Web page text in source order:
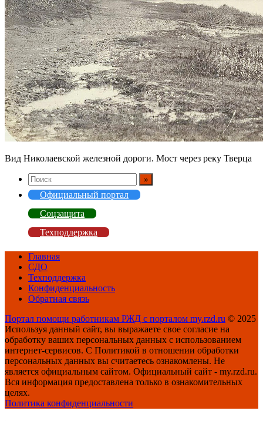
Вид Николаевской железной дороги. Мост через реку Тверца
Официальный портал
Соцзащита
Техподдержка
Главная
СДО
Техподдержка
Конфиденциальность
Обратная связь
Портал помощи работникам РЖД с порталом my.rzd.ru © 2025
Используя данный сайт, вы выражаете свое согласие на
обработку ваших персональных данных с использованием
интернет-сервисов. С Политикой в отношении обработки
персональных данных вы считаетесь ознакомлены. Не
является официальным сайтом. Официальный сайт - my.rzd.ru.
Вся информация предоставлена только в ознакомительных
целях.
Политика конфиденциальности